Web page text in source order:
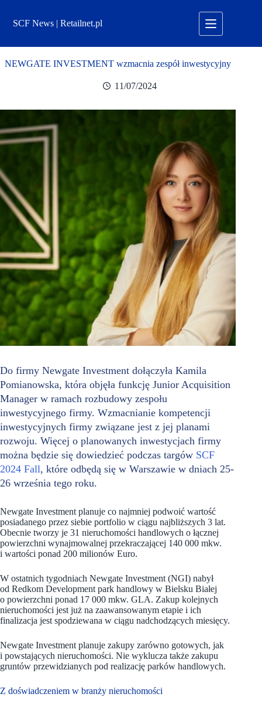
treściSCF News | Retailnet.pl
NEWGATE INVESTMENT wzmacnia zespół inwestycyjny
11/07/2024
Do firmy Newgate Investment dołączyła Kamila
Pomianowska, która objęła funkcję Junior Acquisition
Manager w ramach rozbudowy zespołu
inwestycyjnego firmy. Wzmacnianie kompetencji
inwestycyjnych firmy związane jest z jej planami
rozwoju. Więcej o planowanych inwestycjach firmy
można będzie się dowiedzieć podczas targów SCF
2024 Fall, które odbędą się w Warszawie w dniach 25-
26 września tego roku.
Newgate Investment planuje co najmniej podwoić wartość
posiadanego przez siebie portfolio w ciągu najbliższych 3 lat.
Obecnie tworzy je 31 nieruchomości handlowych o łącznej
powierzchni wynajmowalnej przekraczającej 140 000 mkw.
i wartości ponad 200 milionów Euro.
W ostatnich tygodniach Newgate Investment (NGI) nabył
od Redkom Development park handlowy w Bielsku Białej
o powierzchni ponad 17 000 mkw. GLA. Zakup kolejnych
nieruchomości jest już na zaawansowanym etapie i ich
finalizacja jest spodziewana w ciągu nadchodzących miesięcy.
Newgate Investment planuje zakupy zarówno gotowych, jak
i powstających nieruchomości. Nie wyklucza także zakupu
gruntów przewidzianych pod realizację parków handlowych.
Z doświadczeniem w branży nieruchomości